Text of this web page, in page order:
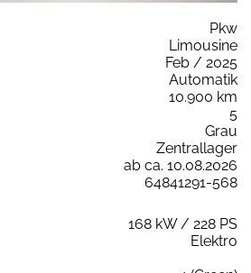
Pkw
Limousine
Feb / 2025
Automatik
10.900 km
5
Grau
Zentrallager
ab ca. 10.08.2026
64841291-568
168 kW / 228 PS
Elektro